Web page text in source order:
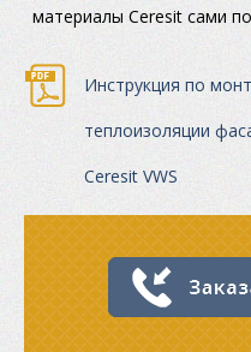
материалы Ceresit сами
Инструкция по
теплоизоляции
Ceresit VWS